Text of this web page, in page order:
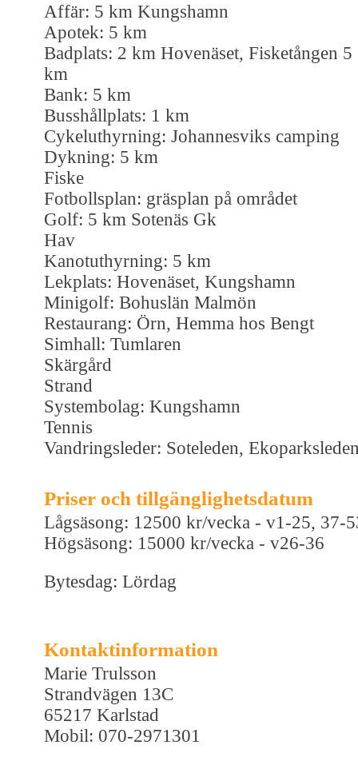
Affär: 5 km Kungshamn
Apotek: 5 km
Badplats: 2 km Hovenäset, Fisketången 5
km
Bank: 5 km
Busshållplats: 1 km
Cykeluthyrning: Johannesviks camping
Dykning: 5 km
Fiske
Fotbollsplan: gräsplan på området
Golf: 5 km Sotenäs Gk
Hav
Kanotuthyrning: 5 km
Lekplats: Hovenäset, Kungshamn
Minigolf: Bohuslän Malmön
Restaurang: Örn, Hemma hos Bengt
Simhall: Tumlaren
Skärgård
Strand
Systembolag: Kungshamn
Tennis
Vandringsleder: Soteleden,
Priser och tillgänglighetsdatum
Lågsäsong: 12500 kr/vecka - v1-25, 37-
Högsäsong: 15000 kr/vecka - v26-36
Bytesdag: Lördag
Kontaktinformation
Marie Trulsson
Strandvägen 13C
65217 Karlstad
Mobil: 070-2971301